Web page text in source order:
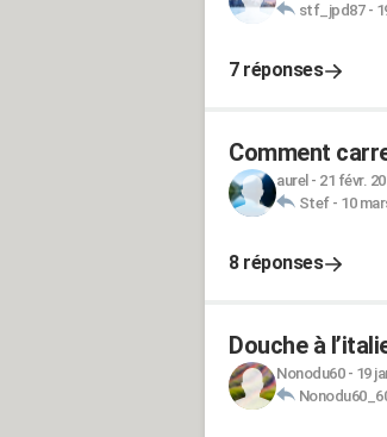
stf_jpd87-
7 réponses
Comment
aurel - 21 févr.
Stef- 10
8 réponses
Douche à
Nonodu60- 19